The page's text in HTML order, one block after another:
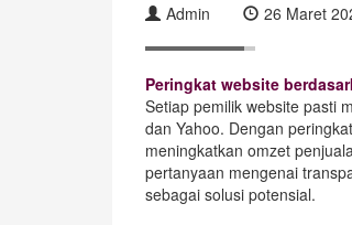
Admin 26 Maret
Peringkat website
Setiap pemilik website pasti
dan Yahoo. Dengan
meningkatkan omzet
pertanyaan mengenai
sebagai solusi potensial.